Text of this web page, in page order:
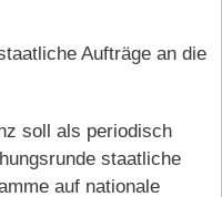
Aufträge an die
soll als periodisch
staatliche
auf nationale